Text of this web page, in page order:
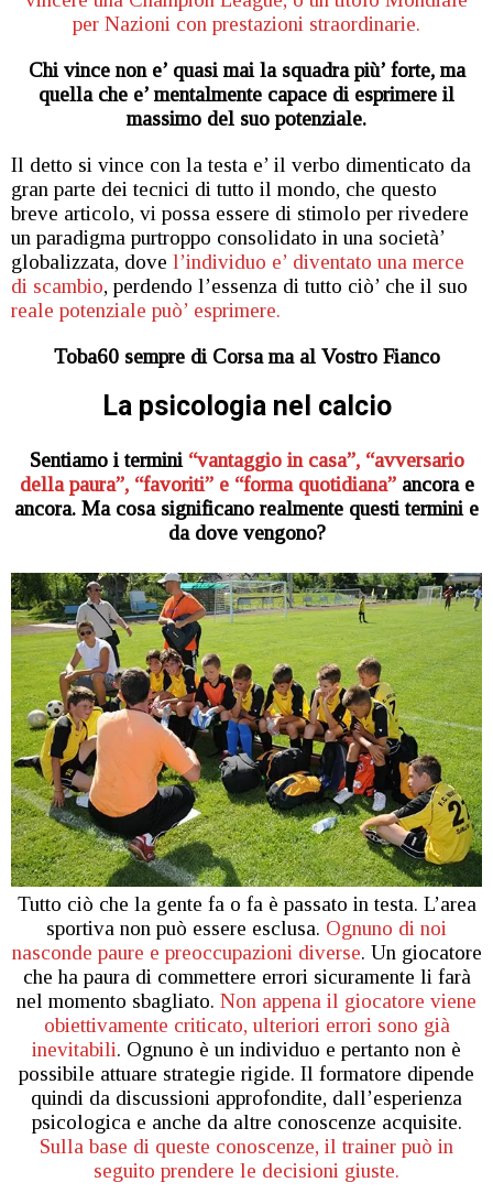
per Nazioni con prestazioni straordinarie.
Chi vince non e’ quasi mai la squadra più’ forte, ma
quella che e’ mentalmente capace di esprimere il
massimo del suo potenziale.
Il detto si vince con la testa e’ il verbo dimenticato da
gran parte dei tecnici di tutto il mondo, che questo
breve articolo, vi possa essere di stimolo per rivedere
un paradigma purtroppo consolidato in una società’
globalizzata, dove l’individuo e’ diventato una merce
di scambio, perdendo l’essenza di tutto ciò’ che il suo
reale potenziale può’ esprimere.
Toba60 sempre di Corsa ma al Vostro Fianco
La psicologia nel calcio
Sentiamo i termini“vantaggio in casa”, “avversario
della paura”, “favoriti” e “forma quotidiana”ancora e
ancora. Ma cosa significano realmente questi termini e
da dove vengono?
Tutto ciò che la gente fa o fa è passato in testa. L’area
sportiva non può essere esclusa. Ognuno di noi
nasconde paure e preoccupazioni diverse. Un giocatore
che ha paura di commettere errori sicuramente li farà
nel momento sbagliato. Non appena il giocatore viene
obiettivamente criticato, ulteriori errori sono già
inevitabili. Ognuno è un individuo e pertanto non è
possibile attuare strategie rigide. Il formatore dipende
quindi da discussioni approfondite, dall’esperienza
psicologica e anche da altre conoscenze acquisite.
Sulla base di queste conoscenze, il trainer può in
seguito prendere le decisioni giuste.